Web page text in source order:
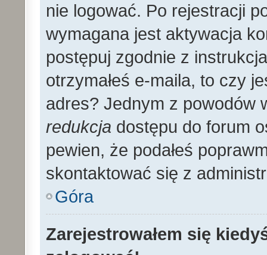
nie logować. Po rejestracji
wymagana jest aktywacja
postępuj zgodnie z
otrzymałeś e-maila, to czy
adres? Jednym z powodów
redukcja dostępu do forum
pewien, że podałeś
skontaktować się z
Góra
Zarejestrowałem się